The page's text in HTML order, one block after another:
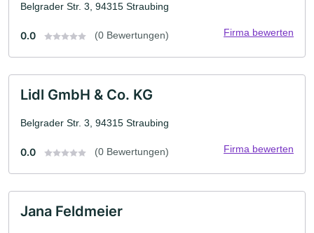
Belgrader Str. 3, 94315 Straubing
0.0 (0 Bewertungen) Firma bewerten
Lidl GmbH & Co. KG
Belgrader Str. 3, 94315 Straubing
0.0 (0 Bewertungen) Firma bewerten
Jana Feldmeier